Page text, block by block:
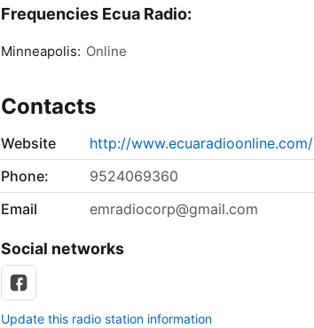
Frequencies Ecua Radio:
Minneapolis: Online
Contacts
Website
http://www.ecuaradioonline.com/
Phone:
9524069360
Email
emradiocorp@gmail.com
Social networks
Update this radio station information